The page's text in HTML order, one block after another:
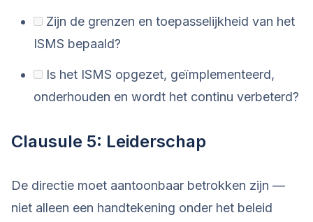
Zijn de grenzen en toepasselijkheid van het
ISMS bepaald?
Is het ISMS opgezet, geïmplementeerd,
onderhouden en wordt het continu verbeterd?
Clausule 5: Leiderschap
De directie moet aantoonbaar betrokken zijn —
niet alleen een handtekening onder het beleid